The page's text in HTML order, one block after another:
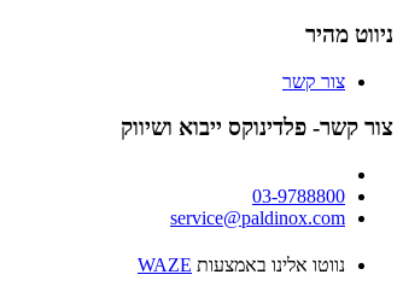
ניווט מהיר
צור קשר
צור קשר- פלדינוקס ייבוא ושיווק
03-9788800
service@paldinox.com
נווטו אלינו באמצעות WAZE